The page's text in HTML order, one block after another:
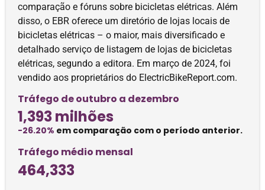
comparação e fóruns sobre bicicletas elétricas. Além
disso, o EBR oferece um diretório de lojas locais de
bicicletas elétricas – o maior, mais diversificado e
detalhado serviço de listagem de lojas de bicicletas
elétricas, segundo a editora. Em março de 2024, foi
vendido aos proprietários do ElectricBikeReport.com.
Tráfego de outubro a dezembro
1,393 milhões
-26.20% em comparação com o período anterior.
Tráfego médio mensal
464,333